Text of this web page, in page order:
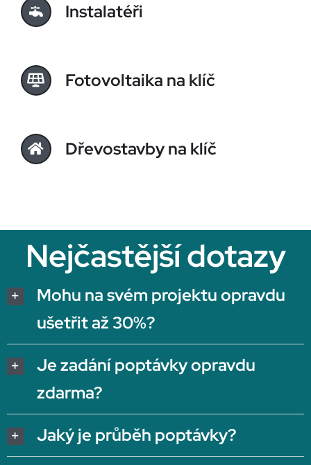
Instalatéři
Fotovoltaika na klíč
Dřevostavby na klíč
Nejčastější dotazy
Mohu na svém projektu opravdu
ušetřit až 30%?
Je zadání poptávky opravdu
zdarma?
Jaký je průběh poptávky?